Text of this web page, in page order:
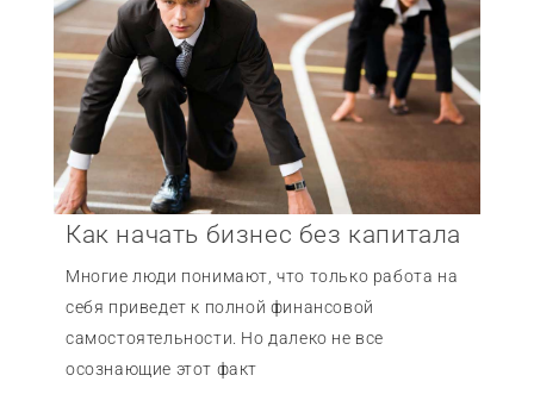
Как начать бизнес без капитала
Многие люди понимают, что только работа на
себя приведет к полной финансовой
самостоятельности. Но далеко не все
осознающие этот факт